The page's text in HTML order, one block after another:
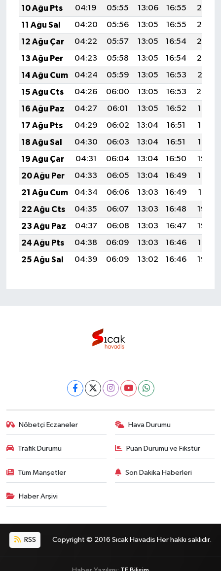
10 Ağu Pts
04:19 05:55 13:06 16:55
20:06
11 Ağu Sal
04:20 05:56 13:05 16:55
20:05
12 Ağu Çar
04:22 05:57 13:05 16:54
20:03
13 Ağu Per
04:23 05:58 13:05 16:54
20:02
14 Ağu Cum
04:24 05:59 13:05 16:53
20:01
15 Ağu Cts
04:26 06:00 13:05 16:53
20:00
16 Ağu Paz
04:27 06:01 13:05 16:52
19:58
17 Ağu Pts
04:29 06:02 13:04 16:51
19:57
18 Ağu Sal
04:30 06:03 13:04 16:51
19:55
19 Ağu Çar
04:31 06:04 13:04 16:50
19:54
20 Ağu Per
04:33 06:05 13:04 16:49
19:53
21 Ağu Cum
04:34 06:06 13:03 16:49
19:51
22 Ağu Cts
04:35 06:07 13:03 16:48
19:50
23 Ağu Paz
04:37 06:08 13:03 16:47
19:48
24 Ağu Pts
04:38 06:09 13:03 16:46
19:47
25 Ağu Sal
04:39 06:09 13:02 16:46 19:45
Nöbetçi Eczaneler Hava Durumu
Trafik Durumu Puan Durumu ve Fikstür
Tüm Manşetler Son Dakika Haberleri
Haber Arşivi
RSS Copyright © 2016 Sıcak Havadis Her hakkı saklıdır.